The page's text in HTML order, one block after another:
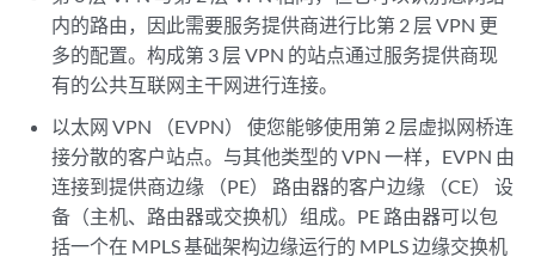
内的路由，因此需要服务提供商进行比第 2 层 VPN 更
多的配置。构成第 3 层 VPN 的站点通过服务提供商现
有的公共互联网主干网进行连接。
以太网 VPN （EVPN） 使您能够使用第 2 层虚拟网桥连
接分散的客户站点。与其他类型的 VPN 一样，EVPN 由
连接到提供商边缘 （PE） 路由器的客户边缘 （CE） 设
备（主机、路由器或交换机）组成。PE 路由器可以包
括一个在 MPLS 基础架构边缘运行的 MPLS 边缘交换机